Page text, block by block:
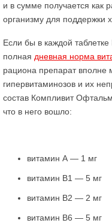
и в сумме получается как
организму для поддержки
Если бы в каждой
полная дневная норма
рациона препарат вполне
гипервитаминозов и их
состав Компливит
что в него вошло:
витамин А — 1 мг
витамин В1 — 5 мг
витамин В2 — 2 мг
витамин В6 — 5 мг